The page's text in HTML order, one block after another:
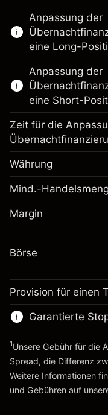
Dieser
Trading zur
Erfahren Sie
CFDs
Anpassung der
eine Long-
Margin. Ihre
Anpassung der
fremdfinanzierten
~$20,000.00
Zur Plattform
Anpassung der
eine Short-
Margin. Ihre
Anpassung
Positionsgröße
~$20,000.00
Geld aus
Zur Plattform
Zeit für die
Währung
Mind.-
Margin
Börse
Provision für einen
Garantierte
1Unsere Gebühr für die
Spread, die Differenz
Weitere Informationen
und Gebühren auf